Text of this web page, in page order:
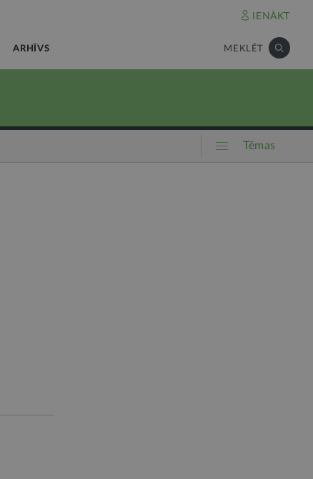
IENĀKT
ARHĪVS MEKLĒT
Tēmas